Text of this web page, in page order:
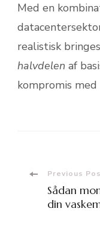
Med en
realistisk
halvdelen af
kompromis
PostPrevious
Sådan
din